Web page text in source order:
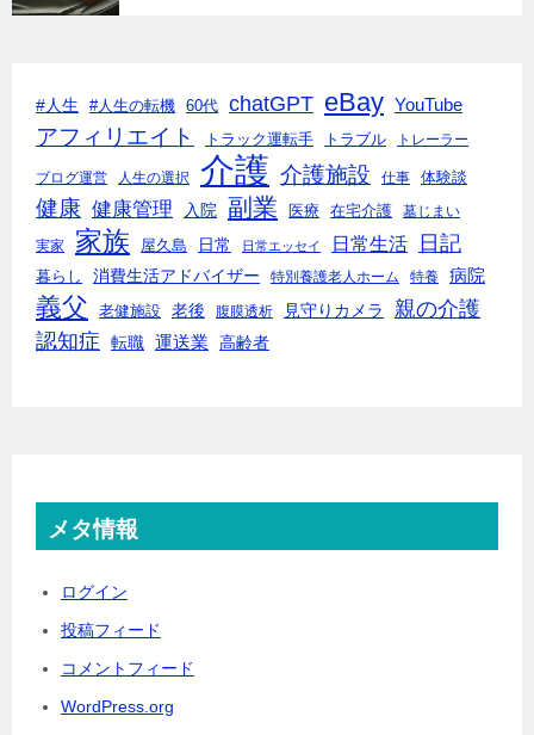
#人生 #人生の転機 60代 chatGPT eBay YouTube
アフィリエイト トラック運転手 トラブル トレーラー
ブログ運営 人生の選択 介護 介護施設 仕事 体験談
健康 健康管理 入院 副業 医療 在宅介護 墓じまい
実家 家族 屋久島 日常 日常エッセイ 日常生活 日記
暮らし 消費生活アドバイザー 特別養護老人ホーム 特養 病院
義父 老健施設 老後 腹膜透析 見守りカメラ
親の介護
認知症
転職 運送業 高齢者
メタ情報
ログイン
投稿フィード
コメントフィード
WordPress.org